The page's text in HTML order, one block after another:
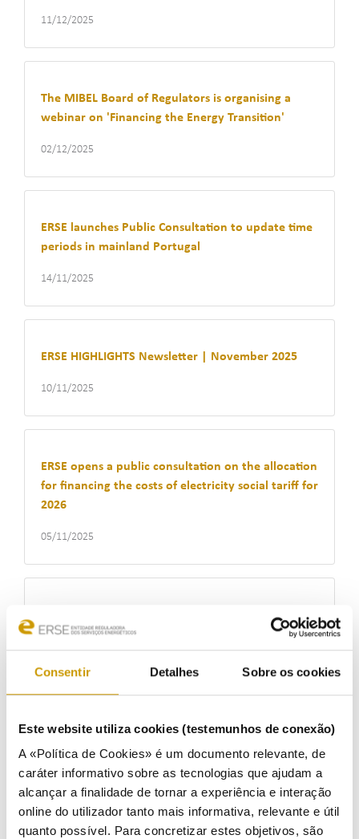
Consentir Detalhes Sobre os cookies
Este website utiliza cookies (testemunhos de conexão)
A «Política de Cookies» é um documento relevante, de
caráter informativo sobre as tecnologias que ajudam a
alcançar a finalidade de tornar a experiência e interação
online do utilizador tanto mais informativa, relevante e útil
quanto possível. Para concretizar estes objetivos, são
11/12/2025
The MIBEL Board of Regulators is organising a
webinar on 'Financing the Energy Transition'
02/12/2025
ERSE launches Public Consultation to update time
periods in mainland Portugal
14/11/2025
ERSE HIGHLIGHTS Newsletter | November 2025
10/11/2025
ERSE opens a public consultation on the allocation
for financing the costs of electricity social tariff for
2026
05/11/2025
ERSE joined forces with the GNR in Operation
Senior Census in Coimbra and Lousã
28/10/2025
third quarter and opened 12 new administrative
21/10/2025